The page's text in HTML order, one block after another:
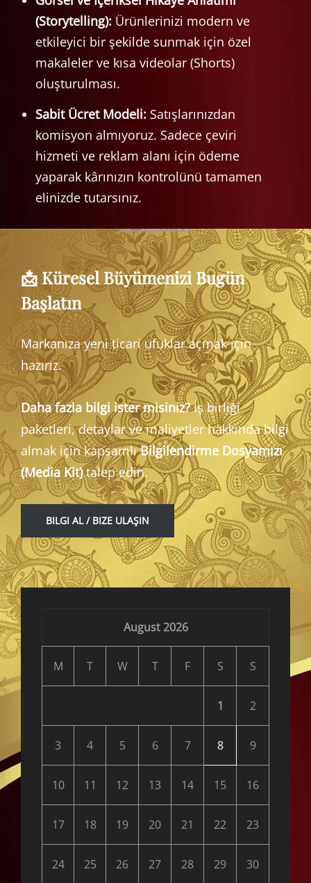
(Storytelling): Ürünlerinizi modern ve
etkileyici bir şekilde sunmak için özel
makaleler ve kısa videolar (Shorts)
oluşturulması.
Sabit Ücret Modeli: Satışlarınızdan
komisyon almıyoruz. Sadece çeviri
hizmeti ve reklam alanı için ödeme
yaparak kârınızın kontrolünü tamamen
elinizde tutarsınız.
📩 Küresel Büyümenizi Bugün
Başlatın
Markanıza yeni ticari ufuklar açmak için
hazırız.
Daha fazla bilgi ister misiniz?İş birliği
paketleri, detaylar ve maliyetler hakkında bilgi
almak için kapsamlıBilgilendirme Dosyamızı
(Media Kit)talep edin.
BILGI AL / BIZE ULAŞIN
August 2026
M T W T F S S
1 2
3 4 5 6 7 8 9
10 11 12 13 14 15 16
17 18 19 20 21 22 23
24 25 26 27 28 29 30